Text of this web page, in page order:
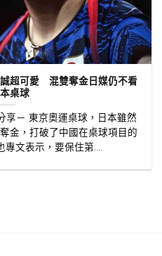
超可愛 混雙奪金日媒仍不看
桌球
－ 東京奧運桌球，日本雖然
金，打破了中國在桌球項目的
文表示，要保住第....